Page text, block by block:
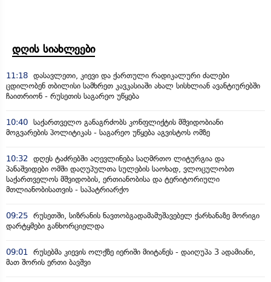
დღის სიახლეები
11:18 დასავლეთი, კიევი და ქართული რადიკალური ძალები
ცდილობენ თბილისი სამხრეთ კავკასიაში ახალ სისხლიან ავანტიურებში
ჩაითრიონ - რუსეთის საგარეო უწყება
10:40 საქართველო განაგრძობს კონფლიქტის მშვიდობიანი
მოგვარების პოლიტიკას - საგარეო უწყება აგვისტოს ომზე
10:32 დღეს ტაძრებში აღევლინება საღმრთო ლიტურგია და
პანაშვიდები ომში დაღუპულთა სულების საოხად, ვლოცულობთ
საქართველოს მშვიდობის, ერთიანობისა და ტერიტორიული
მთლიანობისათვის - საპატრიარქო
09:25 რუსეთში, სიზრანის ნავთობგადამამუშავებელ ქარხანაზე მორიგი
დარტყმები განხორციელდა
09:01 რუსებმა კიევის ოლქზე იერიში მიიტანეს - დაიღუპა 3 ადამიანი,
მათ შორის ერთი ბავშვი